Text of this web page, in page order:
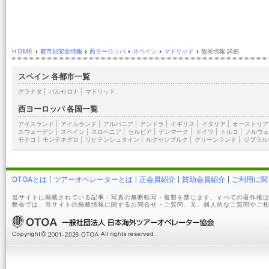
HOME › 都市別安全情報 › 西ヨーロッパ › スペイン › マドリッド › 観光情報 詳細
スペイン 各都市一覧
グラナダ バルセロナ マドリッド
西ヨーロッパ 各国一覧
アイスランド アイルランド アルバニア アンドラ イギリス イタリア オーストリア
スウェーデン
スペイン スロベニア セルビア デンマーク ドイツ トルコ
ノルウ
モナコ
モンテネグロ リヒテンシュタイン ルクセンブルク グリーンランド ジブラル
OTOAとは ツアーオペレーターとは 正会員紹介 賛助会員紹介 ご利用に
当サイトに掲載されている記事・写真の無断転写・複製を禁じます。すべての著作権
弊会では、当サイトの掲載情報に関するお問合せ・ご質問、又、個人的なご質問やご